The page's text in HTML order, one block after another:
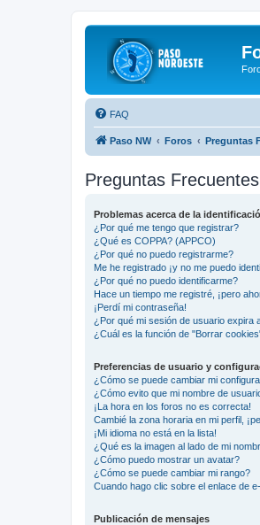
FAQ
Paso NW Foros Preguntas
Preguntas Frecuentes
Problemas acerca de la
¿Por qué me tengo que registrar?
¿Qué es COPPA? (APPCO)
¿Por qué no puedo registrarme?
Me he registrado ¡y no me puedo
¿Por qué no puedo identificarme?
Hace un tiempo me registré, ¡pero
¡Perdí mi contraseña!
¿Por qué mi sesión de usuario expira
¿Cuál es la función de "Borrar
Preferencias de usuario y
¿Cómo se puede cambiar mi
¿Cómo evito que mi nombre de
¡La hora en los foros no es correcta!
Cambié la zona horaria en mi perfil,
¡Mi idioma no está en la lista!
¿Qué es la imagen al lado de mi
¿Cómo puedo mostrar un avatar?
¿Cómo se puede cambiar mi rango?
Cuando hago clic sobre el enlace de
Publicación de mensajes